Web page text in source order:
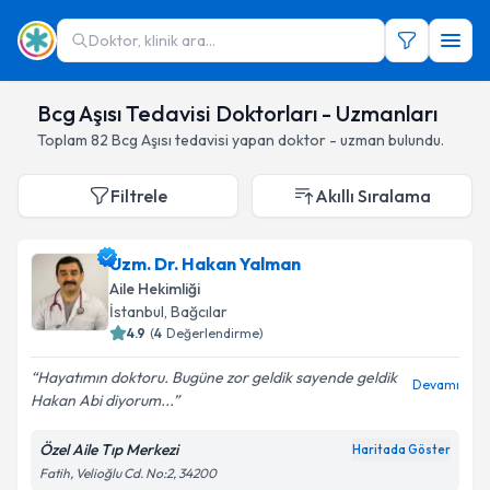
Doktor, klinik ara...
Bcg Aşısı Tedavisi Doktorları - Uzmanları
Toplam 82 Bcg Aşısı tedavisi yapan doktor - uzman bulundu.
Filtrele Akıllı Sıralama
Uzm. Dr. Hakan Yalman
Aile Hekimliği
İstanbul, Bağcılar
4.9 (4 Değerlendirme)
Hayatımın doktoru. Bugüne zor geldik sayende geldik
Hakan Abi diyorum...
Devamı
Özel Aile Tıp Merkezi Haritada Göster
Fatih, Velioğlu Cd. No:2, 34200